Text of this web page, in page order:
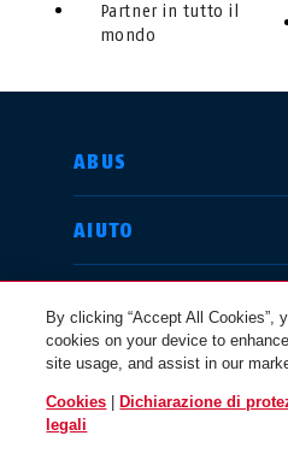
Partner in tutto il
mondo
ABUS
AIUTO
QUESTIONI LEGALI
SELEZIONA UN PAESE
International
By clicking “Accept All Cookies”,
cookies on your device to
site usage, and assist in our
Cookies Dichiarazione di
legali